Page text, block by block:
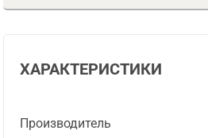
ХАРАКТЕРИСТИКИ
Производитель